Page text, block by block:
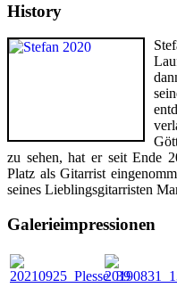
History
zu sehen, hat er seit Ende
Platz als Gitarrist
seines Lieblingsgitarristen
Galerieimpressionen